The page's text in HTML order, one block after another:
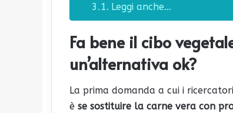
Leggi anche…
Fa bene il cibo
un’alternativa ok?
La prima domanda a cui i
è se sostituire la carne vera con